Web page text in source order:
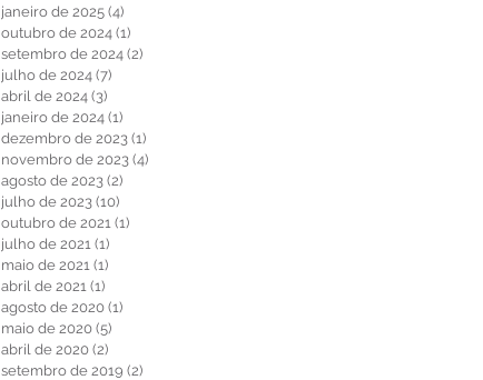
janeiro de 2025 (4)
outubro de 2024 (1)
setembro de 2024 (2)
julho de 2024 (7)
abril de 2024 (3)
janeiro de 2024 (1)
dezembro de 2023 (1)
novembro de 2023 (4)
agosto de 2023 (2)
julho de 2023 (10)
outubro de 2021 (1)
julho de 2021 (1)
maio de 2021 (1)
abril de 2021 (1)
agosto de 2020 (1)
maio de 2020 (5)
abril de 2020 (2)
setembro de 2019 (2)